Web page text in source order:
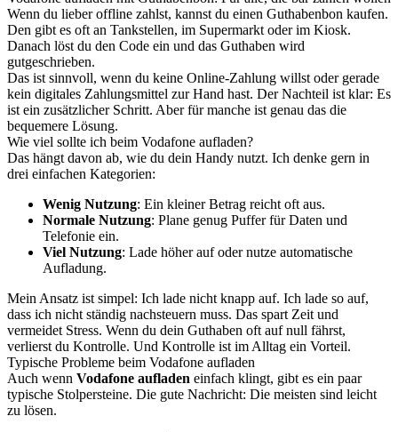
Wenn du lieber offline zahlst, kannst du einen Guthabenbon kaufen.
Den gibt es oft an Tankstellen, im Supermarkt oder im Kiosk.
Danach löst du den Code ein und das Guthaben wird
gutgeschrieben.
Das ist sinnvoll, wenn du keine Online-Zahlung willst oder gerade
kein digitales Zahlungsmittel zur Hand hast. Der Nachteil ist klar: Es
ist ein zusätzlicher Schritt. Aber für manche ist genau das die
bequemere Lösung.
Wie viel sollte ich beim Vodafone aufladen?
Das hängt davon ab, wie du dein Handy nutzt. Ich denke gern in
drei einfachen Kategorien:
Wenig Nutzung: Ein kleiner Betrag reicht oft aus.
Normale Nutzung: Plane genug Puffer für Daten und
Telefonie ein.
Viel Nutzung: Lade höher auf oder nutze automatische
Aufladung.
Mein Ansatz ist simpel: Ich lade nicht knapp auf. Ich lade so auf,
dass ich nicht ständig nachsteuern muss. Das spart Zeit und
vermeidet Stress. Wenn du dein Guthaben oft auf null fährst,
verlierst du Kontrolle. Und Kontrolle ist im Alltag ein Vorteil.
Typische Probleme beim Vodafone aufladen
Auch wenn Vodafone aufladen einfach klingt, gibt es ein paar
typische Stolpersteine. Die gute Nachricht: Die meisten sind leicht
zu lösen.